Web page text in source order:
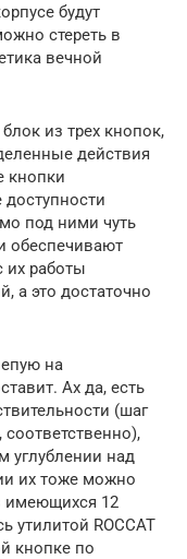
будут
стереть в
вечной
из трех кнопок,
действия
кнопки
под ними чуть
обеспечивают
их работы
а это достаточно
на
Ах да, есть
(шаг
углублении над
их тоже можно
имеющихся 12
утилитой ROCCAT
кнопке по